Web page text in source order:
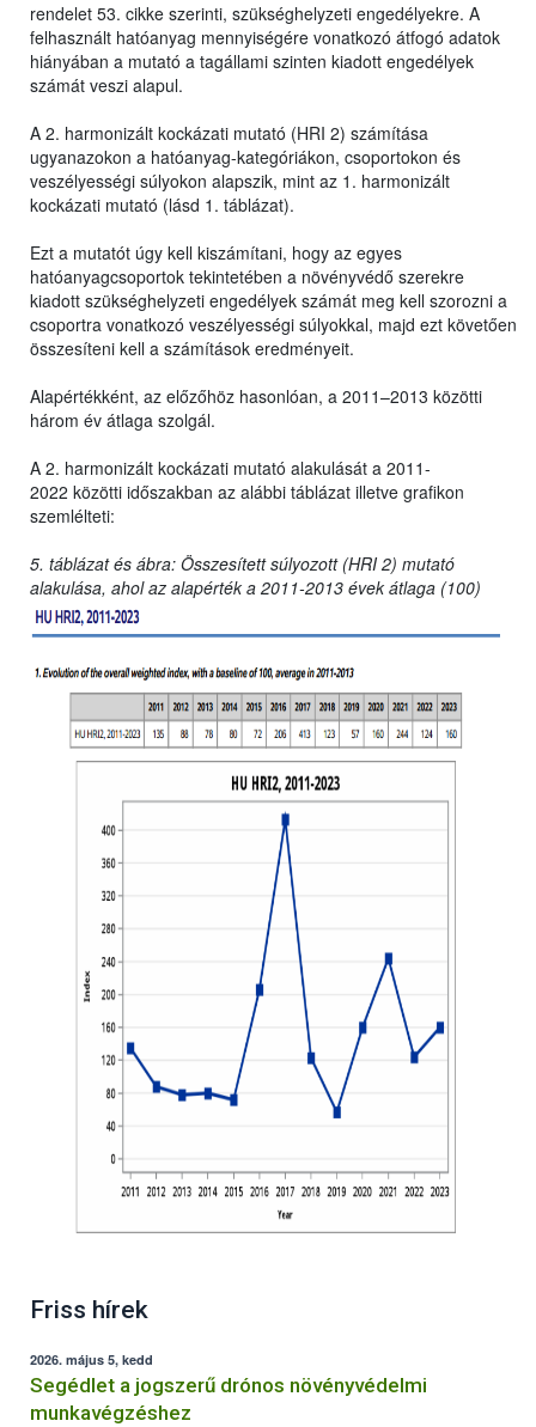
rendelet 53. cikke szerinti, szükséghelyzeti engedélyekre. A
felhasznált hatóanyag mennyiségére vonatkozó átfogó adatok
hiányában a mutató a tagállami szinten kiadott engedélyek
számát veszi alapul.
A 2. harmonizált kockázati mutató (HRI 2) számítása
ugyanazokon a hatóanyag-kategóriákon, csoportokon és
veszélyességi súlyokon alapszik, mint az 1. harmonizált
kockázati mutató (lásd 1. táblázat).
Ezt a mutatót úgy kell kiszámítani, hogy az egyes
hatóanyagcsoportok tekintetében a növényvédő szerekre
kiadott szükséghelyzeti engedélyek számát meg kell szorozni a
csoportra vonatkozó veszélyességi súlyokkal, majd ezt követően
összesíteni kell a számítások eredményeit.
Alapértékként, az előzőhöz hasonlóan, a 2011–2013 közötti
három év átlaga szolgál.
A 2. harmonizált kockázati mutató alakulását a 2011-
2022 közötti időszakban az alábbi táblázat illetve grafikon
szemlélteti:
5. táblázat és ábra: Összesített súlyozott (HRI 2) mutató
alakulása, ahol az alapérték a 2011-2013 évek átlaga (100)
Friss hírek
2026. május 5, kedd
Segédlet a jogszerű drónos növényvédelmi
munkavégzéshez